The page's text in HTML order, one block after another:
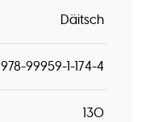
Däitsch
978-99959-1-174-4
130